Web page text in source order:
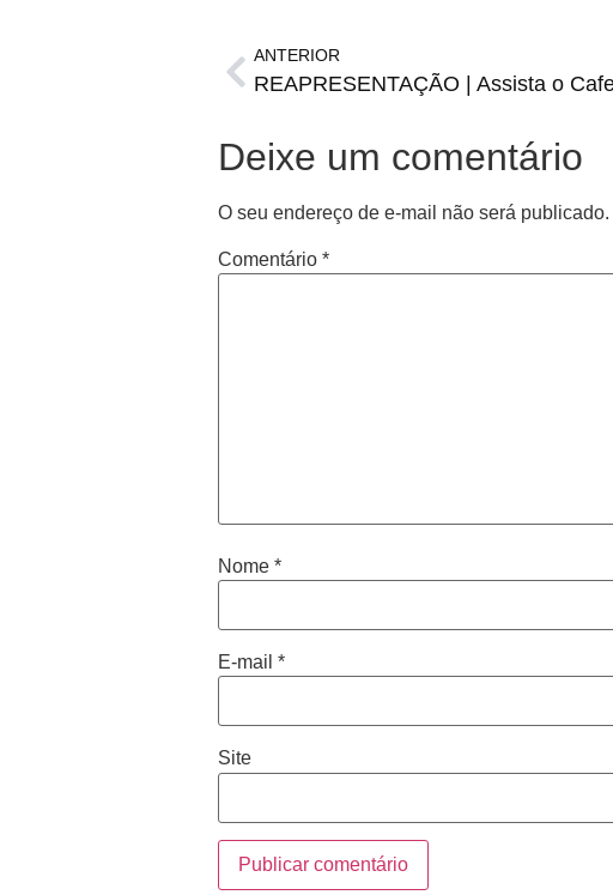
ANTERIOR
Deixe um comentário
O seu endereço de e-mail não será publicado.
Comentário *
Nome *
E-mail *
Site